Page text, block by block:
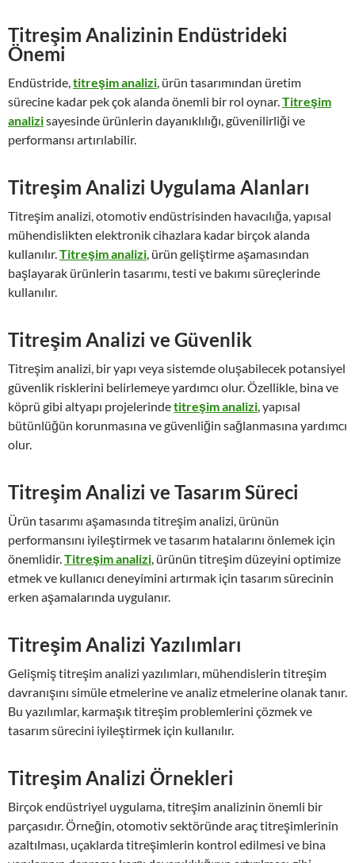
Titreşim Analizinin Endüstrideki
Önemi
Endüstride,titreşim analizi, ürün tasarımından üretim
sürecine kadar pek çok alanda önemli bir rol oynar.Titreşim
analizisayesinde ürünlerin dayanıklılığı, güvenilirliği ve
performansı artırılabilir.
Titreşim Analizi Uygulama Alanları
Titreşim analizi, otomotiv endüstrisinden havacılığa, yapısal
mühendislikten elektronik cihazlara kadar birçok alanda
kullanılır.Titreşim analizi, ürün geliştirme aşamasından
başlayarak ürünlerin tasarımı, testi ve bakımı süreçlerinde
kullanılır.
Titreşim Analizi ve Güvenlik
Titreşim analizi, bir yapı veya sistemde oluşabilecek potansiyel
güvenlik risklerini belirlemeye yardımcı olur. Özellikle, bina ve
köprü gibi altyapı projelerindetitreşim analizi, yapısal
bütünlüğün korunmasına ve güvenliğin sağlanmasına yardımcı
olur.
Titreşim Analizi ve Tasarım Süreci
Ürün tasarımı aşamasında titreşim analizi, ürünün
performansını iyileştirmek ve tasarım hatalarını önlemek için
önemlidir.Titreşim analizi, ürünün titreşim düzeyini optimize
etmek ve kullanıcı deneyimini artırmak için tasarım sürecinin
erken aşamalarında uygulanır.
Titreşim Analizi Yazılımları
Gelişmiş titreşim analizi yazılımları, mühendislerin titreşim
davranışını simüle etmelerine ve analiz etmelerine olanak tanır.
Bu yazılımlar, karmaşık titreşim problemlerini çözmek ve
tasarım sürecini iyileştirmek için kullanılır.
Titreşim Analizi Örnekleri
Birçok endüstriyel uygulama, titreşim analizinin önemli bir
parçasıdır. Örneğin, otomotiv sektöründe araç titreşimlerinin
azaltılması, uçaklarda titreşimlerin kontrol edilmesi ve bina